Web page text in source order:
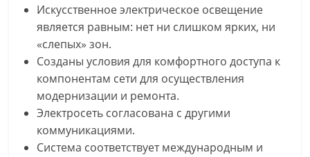
Искусственное электрическое освещение
является равным: нет ни слишком ярких, ни
«слепых» зон.
Созданы условия для комфортного доступа к
компонентам сети для осуществления
модернизации и ремонта.
Электросеть согласована с другими
коммуникациями.
Система соответствует международным и